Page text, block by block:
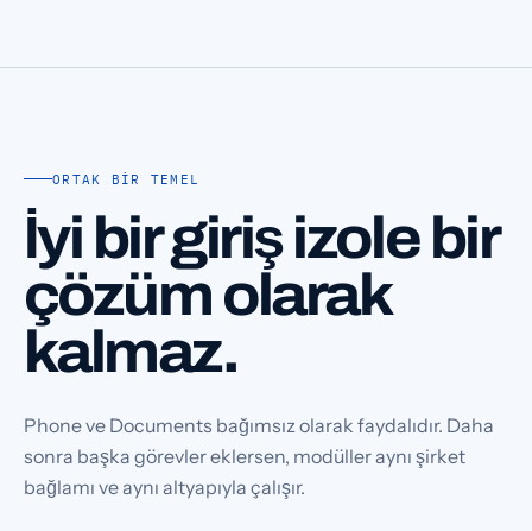
ORTAK BIR TEMEL
İyi bir giriş izole bir
çözüm olarak
kalmaz.
Phone ve Documents bağımsız olarak faydalıdır. Daha
sonra başka görevler eklersen, modüller aynı şirket
bağlamı ve aynı altyapıyla çalışır.